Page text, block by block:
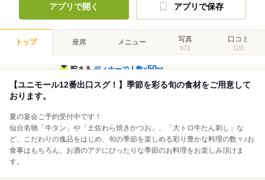
アプリで開く アプリで保存
トップ 座席 メニュー 写真
971
口コミ
120
貯まるディナーで人数×50pt
【ユニモール12番出口スグ！】季節を彩る旬の食材をご用意して
おります。
夏の宴会ご予約受付中です！
仙台名物「牛タン」や「土佐わら焼きかつお」、「大トロ牛たん刺し」な
ど、こだわりの逸品をはじめ、旬の季節を楽しめる彩り豊かな料理の数々♪お
食事はもちろん、お酒のアテにぴったりな季節のお料理をお楽しみ頂けま
す。